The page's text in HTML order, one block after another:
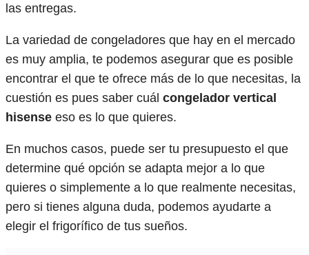
las entregas.
La variedad de congeladores que hay en el mercado
es muy amplia, te podemos asegurar que es posible
encontrar el que te ofrece más de lo que necesitas, la
cuestión es pues saber cuál congelador vertical
hisense eso es lo que quieres.
En muchos casos, puede ser tu presupuesto el que
determine qué opción se adapta mejor a lo que
quieres o simplemente a lo que realmente necesitas,
pero si tienes alguna duda, podemos ayudarte a
elegir el frigorífico de tus sueños.